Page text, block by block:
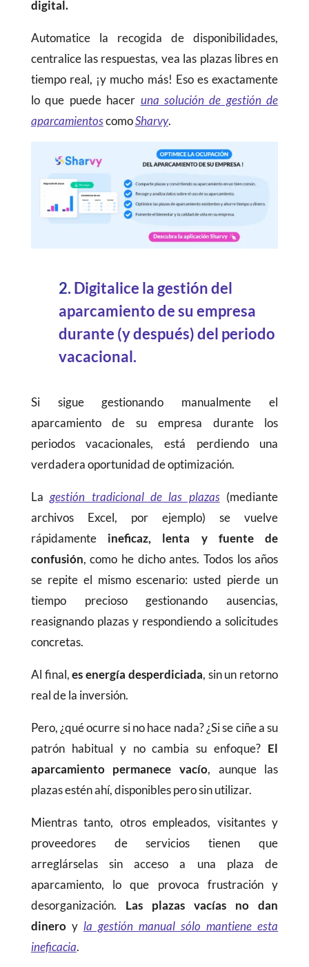
digital.
Automatice la recogida de disponibilidades,
centralice las respuestas, vea las plazas libres en
tiempo real, ¡y mucho más! Eso es exactamente
lo que puede hacer una solución de gestión de
aparcamientoscomoSharvy.
2. Digitalice la gestión del
aparcamiento de su empresa
durante (y después) del periodo
vacacional.
Si sigue gestionando manualmente el
aparcamiento de su empresa durante los
periodos vacacionales, está perdiendo una
verdadera oportunidad de optimización.
Lagestión tradicional de las plazas(mediante
archivos Excel, por ejemplo) se vuelve
rápidamente ineficaz, lenta y fuente de
confusión, como he dicho antes. Todos los años
se repite el mismo escenario: usted pierde un
tiempo precioso gestionando ausencias,
reasignando plazas y respondiendo a solicitudes
concretas.
Al final,es energía desperdiciada, sin un retorno
real de la inversión.
Pero, ¿qué ocurre si no hace nada? ¿Si se ciñe a su
patrón habitual y no cambia su enfoque? El
aparcamiento permanece vacío, aunque las
plazas estén ahí, disponibles pero sin utilizar.
Mientras tanto, otros empleados, visitantes y
proveedores de servicios tienen que
arreglárselas sin acceso a una plaza de
aparcamiento, lo que provoca frustración y
desorganización. Las plazas vacías no dan
dineroy la gestión manual sólo mantiene esta
ineficacia.